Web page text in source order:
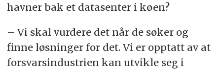
havner bak et datasenter i køen?
– Vi skal vurdere det når de søker og
finne løsninger for det. Vi er opptatt av at
forsvarsindustrien kan utvikle seg i